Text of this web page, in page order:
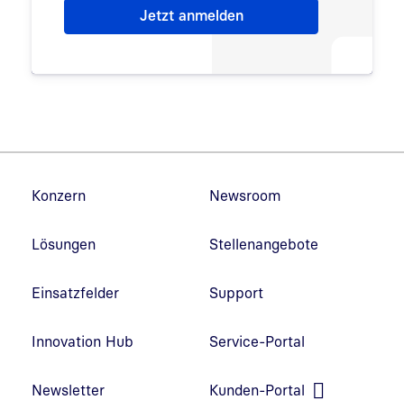
Konzern
Lösungen
Einsatzfelder
Innovation Hub
Newsletter
Newsroom
Stellenangebote
Support
Service-Portal
Kunden-Portal